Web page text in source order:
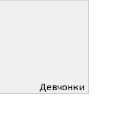
Девчонки